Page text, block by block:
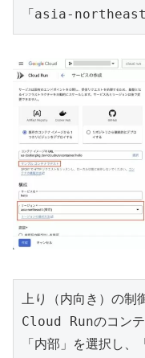
「asia-northeast1
上り（内向き）の制
Cloud Runのコンテ
「内部」を選択し